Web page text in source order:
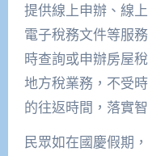
提供線上申辦、線
電子稅務文件等服
時查詢或申辦房屋
地方稅業務，不受
的往返時間，落實
民眾如在國慶假期